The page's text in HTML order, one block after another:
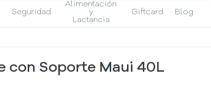
Seguridad
Alimentación
y
Lactancia
Giftcard Blog
con Soporte Maui 40L